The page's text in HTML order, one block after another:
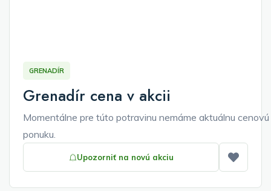
GRENADÍR
Grenadír cena v akcii
Momentálne pre túto potravinu nemáme aktuálnu cenovú
ponuku.
Upozorniť na novú akciu
Pridať